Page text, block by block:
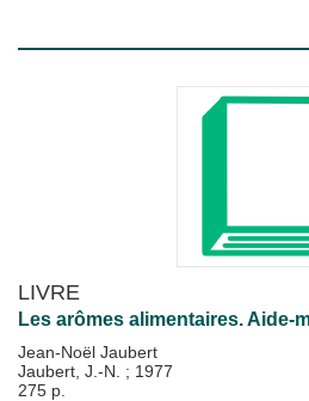
LIVRE
Les arômes alimentaires. Aide-
Jean-Noël Jaubert
Jaubert, J.-N. ; 1977
275 p.